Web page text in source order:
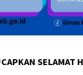
SELAMAT